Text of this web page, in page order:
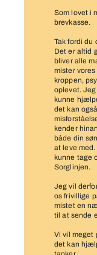
Som lovet i
brevkasse.
Tak fordi du
Det er altid
bliver alle
mister
kroppen,
oplevet.
kunne
det kan
kender
både din
at leve med.
kunne tage
Sorglinjen.
Jeg vil
os frivillige
mistet en
til at sende
Vi vil meget
det kan